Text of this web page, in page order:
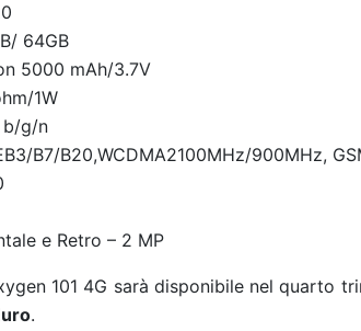
64GB
5000 mAh/3.7V
1W
b/g/n
B7/B20,WCDMA2100MHz/900MHz,
e Retro – 2 MP
101 4G sarà disponibile nel quarto
.